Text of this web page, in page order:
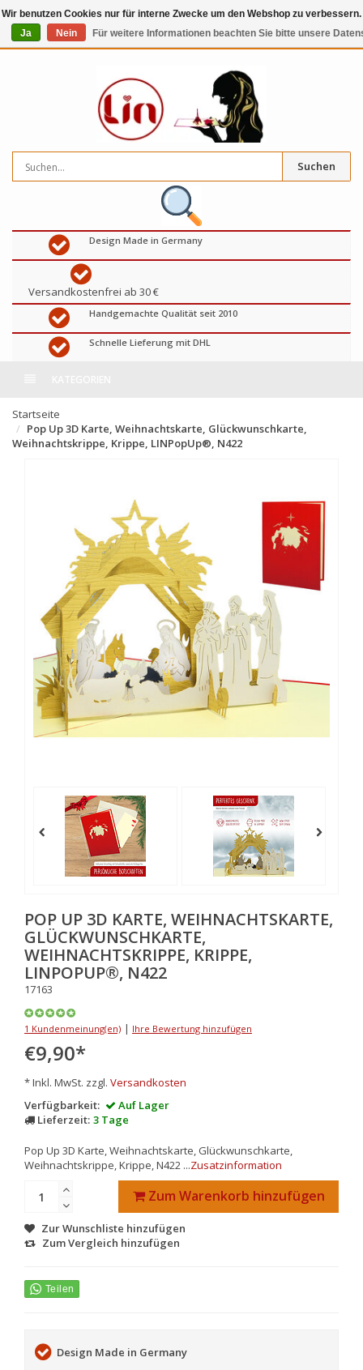
0artikel €
Suchen
Design Made in Germany
Versandkostenfrei ab 30 €
Handgemachte Qualität seit 2010
Schnelle Lieferung mit DHL
Startseite
Pop Up 3D Karte, Weihnachtskarte, Glückwunschkarte,
Weihnachtskrippe, Krippe, LINPopUp®, N422
POP UP 3D KARTE, WEIHNACHTSKARTE,
GLÜCKWUNSCHKARTE,
WEIHNACHTSKRIPPE, KRIPPE,
LINPOPUP®, N422
17163
1 Kundenmeinung(en) | Ihre Bewertung hinzufügen
€9,90*
* Inkl. MwSt. zzgl. Versandkosten
Verfügbarkeit:
Auf Lager
Lieferzeit: 3 Tage
Pop Up 3D Karte, Weihnachtskarte, Glückwunschkarte,
Weihnachtskrippe, Krippe, N422 ...Zusatzinformation
Zum Warenkorb hinzufügen
Zur Wunschliste hinzufügen
Zum Vergleich hinzufügen
Design Made in Germany
Wir benutzen Cookies nur für interne Zwecke um den Webshop zu
Ja
Nein Für weitere Informationen beachten Sie bitte unsere